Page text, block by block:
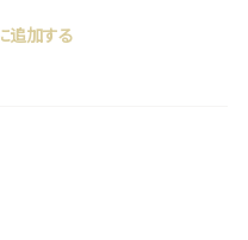
追加する